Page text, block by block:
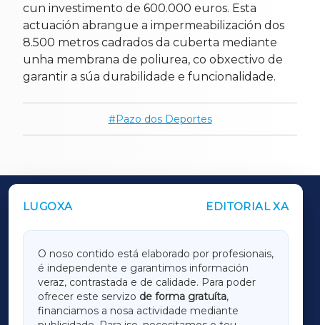
cun investimento de 600.000 euros. Esta
actuación abrangue a impermeabilización dos
8.500 metros cadrados da cuberta mediante
unha membrana de poliurea, co obxectivo de
garantir a súa durabilidade e funcionalidade.
Pazo dos Deportes
LUGOXA EDITORIAL XA
O noso contido está elaborado por profesionais,
é independente e garantimos información
veraz, contrastada e de calidade. Para poder
ofrecer este servizo de forma gratuíta,
financiamos a nosa actividade mediante
OUTROS PERIÓDICOS
LUGOXA
TERRACHAXA